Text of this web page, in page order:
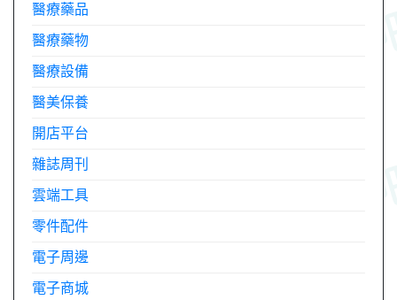
醫療藥品
醫療藥物
醫療設備
醫美保養
開店平台
雜誌周刊
雲端工具
零件配件
電子周邊
電子商城